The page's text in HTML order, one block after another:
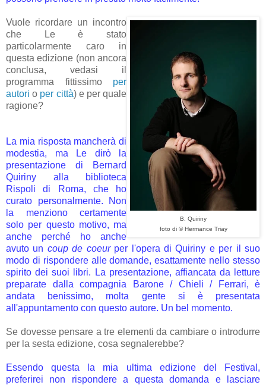
B. Quiriny
foto di © Hermance Triay
Vuole ricordare un incontro
che Le è stato
particolarmente caro in
questa edizione (non ancora
conclusa, vedasi il
programma fittissimo per
autori o per città) e per quale
ragione?
La mia risposta mancherà di
modestia, ma Le dirò la
presentazione di Bernard
Quiriny alla biblioteca
Rispoli di Roma, che ho
curato personalmente. Non
la menziono certamente
solo per questo motivo, ma
anche perché ho anche
avuto un coup de coeur per l'opera di Quiriny e per il suo
modo di rispondere alle domande, esattamente nello stesso
spirito dei suoi libri. La presentazione, affiancata da letture
preparate dalla compagnia Barone / Chieli / Ferrari, è
andata benissimo, molta gente si è presentata
all'appuntamento con questo autore. Un bel momento.
Se dovesse pensare a tre elementi da cambiare o introdurre
per la sesta edizione, cosa segnalerebbe?
Essendo questa la mia ultima edizione del Festival,
preferirei non rispondere a questa domanda e lasciare